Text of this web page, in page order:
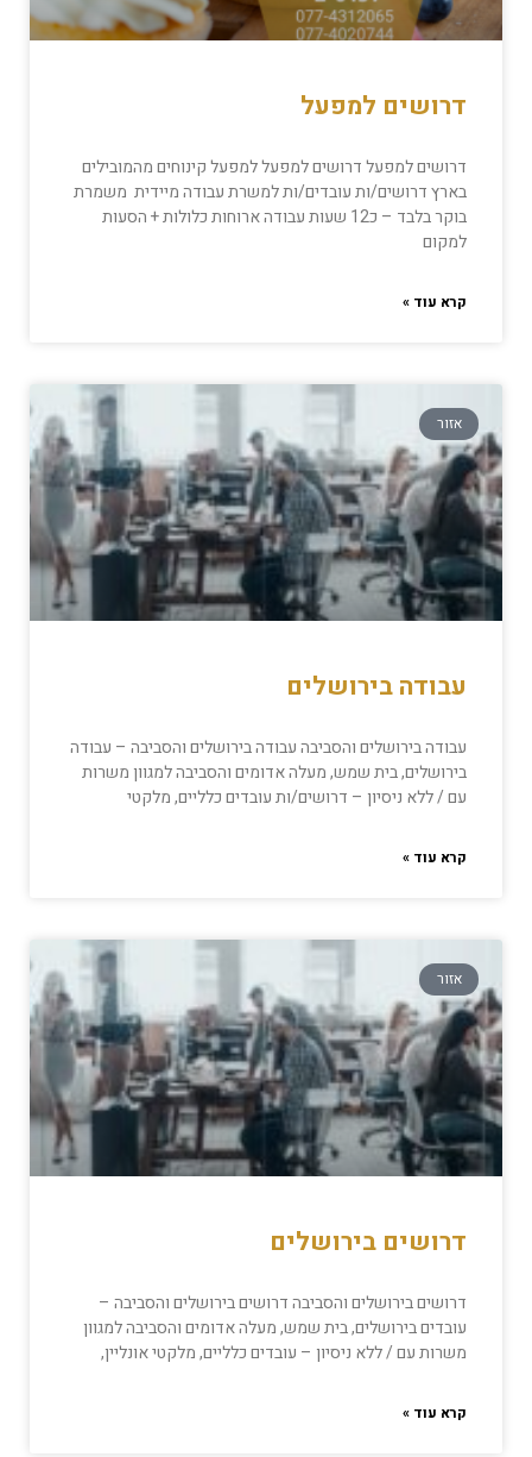
דרושים למפעל
דרושים למפעל דרושים למפעל למפעל קינוחים מהמובילים
בארץ דרושים/ות עובדים/ות למשרת עבודה מיידית משמרת
בוקר בלבד – כ12 שעות עבודה ארוחות כלולות + הסעות
למקום
קרא עוד »
אזור
עבודה בירושלים
עבודה בירושלים והסביבה עבודה בירושלים והסביבה – עבודה
בירושלים, בית שמש, מעלה אדומים והסביבה למגוון משרות
עם / ללא ניסיון – דרושים/ות עובדים כלליים, מלקטי
קרא עוד »
אזור
דרושים בירושלים
דרושים בירושלים והסביבה דרושים בירושלים והסביבה –
עובדים בירושלים, בית שמש, מעלה אדומים והסביבה למגוון
משרות עם / ללא ניסיון – עובדים כלליים, מלקטי אונליין,
קרא עוד »